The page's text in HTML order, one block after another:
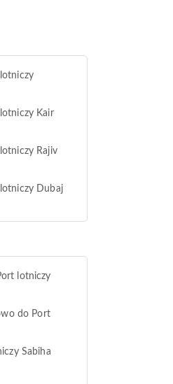
Kair
Rajiv
Dubaj
lotniczy
do Port
Sabiha